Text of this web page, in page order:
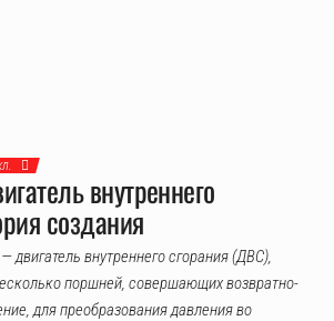
внутреннего
создания
двигатель внутреннего сгорания (ДВС),
поршней, совершающих возвратно-
для преобразования давления во